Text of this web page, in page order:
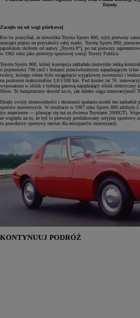
Toyoty.
Zaczęło się od wagi piórkowej
Kto by pomyślał, że niewielka Toyota Sports 800, czyli pierwszy
znaczące piętno na przyszłości całej marki. Toyotę Sports 800,
japońskim skrótem od nazwy „Toyota 8”), po raz pierwszy
w 1962 roku jako prototyp sportowej wersji Toyoty Publica.
Toyota Sports 800, której koncepcja zakładała niezwykle lekką
o pojemności 790 cm3 i tłokami przeciwbieżnymi napędzającym tylne
twórcy, którego celem było osiągnięcie wyjątkowej zwrotności i
na poziomie maksymalnie 3,8 l/100 km. Pod koniec lat 70.
wyposażona w silnik z turbiną gazową napędzający silnik elektryczny
Show. To bezsprzeczny dowód na to, jak daleko sięga innowacyjność
Dzięki swojej niezawodności i ekonomii spalania model ten zaskarbił
sportów motorowych. W rezultacie w 1967 roku Sports 800 zdobyła
(co znamienne — plasując się tuż za dwiema Toyotami 2000GT).
ze względu na to, że był to pierwszy produkowany seryjnie sportowy
to prawdziwy sportowy rarytas dla entuzjastów motoryzacji.
KONTYNUUJ PODRÓŻ